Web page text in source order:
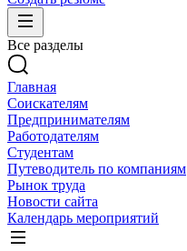
Все разделы
Главная
Соискателям
Предпринимателям
Работодателям
Студентам
Путеводитель по компаниям
Рынок труда
Новости сайта
Календарь мероприятий